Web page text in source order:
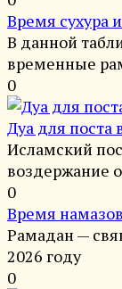
Время сухура
В данной
временные
0
Дуа для поста
Исламский
воздержание
0
Время
Рамадан —
2026 году
0